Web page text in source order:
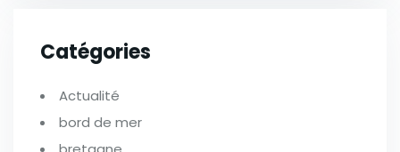
Catégories
Actualité
bord de mer